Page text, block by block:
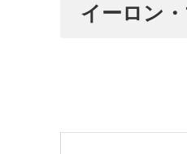
イーロン